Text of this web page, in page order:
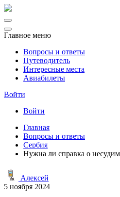
Главное меню
Вопросы и ответы
Путеводитель
Интересные места
Авиабилеты
Войти
Войти
Главная
Вопросы и ответы
Сербия
Нужна ли справка о
Алексей
5 ноября 2024